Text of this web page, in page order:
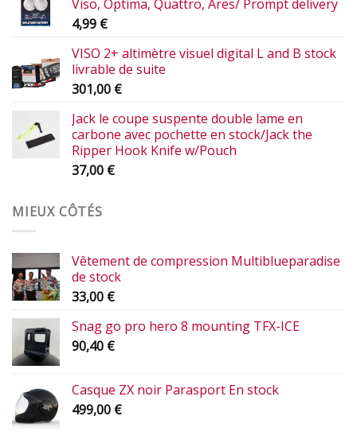
Viso, Optima, Quattro, Ares/ Prompt delivery
4,99 €
VISO 2+ altimètre visuel digital L and B stock
livrable de suite
301,00 €
Jack le coupe suspente double lame en
carbone avec pochette en stock/Jack the
Ripper Hook Knife w/Pouch
37,00 €
MIEUX CÔTÉS
Vêtement de compression Multiblueparadise
de stock
33,00 €
Snag go pro hero 8 mounting TFX-ICE
90,40 €
Casque ZX noir Parasport En stock
499,00 €